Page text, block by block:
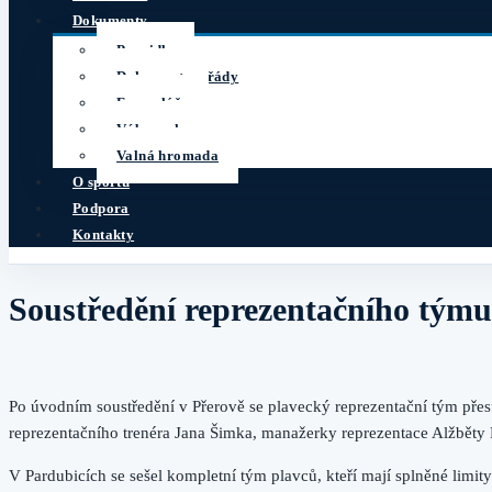
Dokumenty
Pravidla
Dokumenty a řády
Formuláře
Výbor sekce
Valná hromada
O sportu
Podpora
Kontakty
Soustředění reprezentačního
Po úvodním soustředění v Přerově se plavecký reprezentační tým
reprezentačního trenéra Jana Šimka, manažerky reprezentace
V Pardubicích se sešel kompletní tým plavců, kteří mají splněné